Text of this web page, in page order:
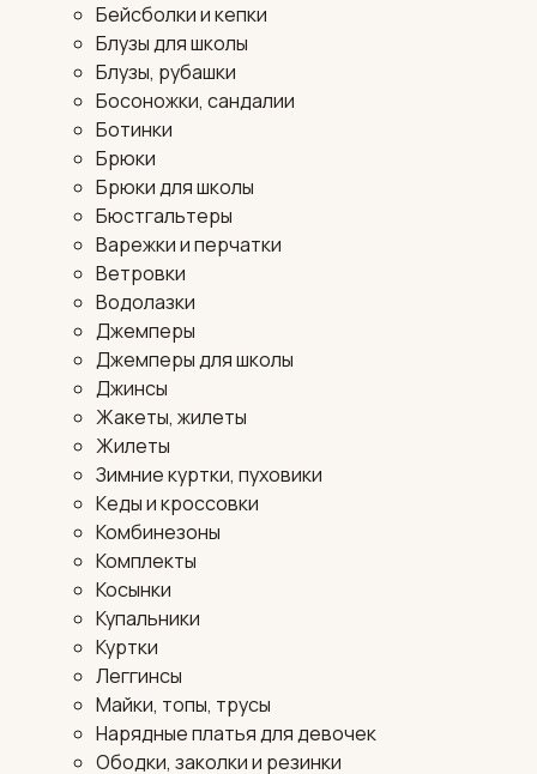
Бейсболки и кепки
Блузы для школы
Блузы, рубашки
Босоножки, сандалии
Ботинки
Брюки
Брюки для школы
Бюстгальтеры
Варежки и перчатки
Ветровки
Водолазки
Джемперы
Джемперы для школы
Джинсы
Жакеты, жилеты
Жилеты
Зимние куртки, пуховики
Кеды и кроссовки
Комбинезоны
Комплекты
Косынки
Купальники
Куртки
Леггинсы
Майки, топы, трусы
Нарядные платья для девочек
Ободки, заколки и резинки